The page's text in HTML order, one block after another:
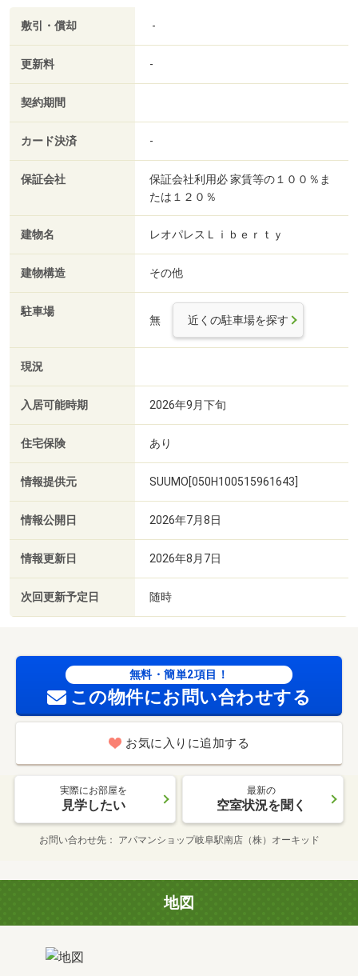
敷引・償却 -
更新料 -
契約期間
カード決済 -
保証会社
保証会社利用必 家賃等の１００％ま
たは１２０％
建物名 レオパレスＬｉｂｅｒｔｙ
建物構造 その他
駐車場
無 近くの駐車場を探す
現況
入居可能時期 2026年9月下旬
住宅保険 あり
情報提供元 SUUMO[050H100515961643]
情報公開日 2026年7月8日
情報更新日 2026年8月7日
次回更新予定日 随時
無料・簡単2項目！
この物件にお問い合わせする
お気に入りに追加する
実際にお部屋を
見学したい
最新の
空室状況を聞く
お問い合わせ先 アパマンショップ岐阜駅南店（株）オーキッド
地図